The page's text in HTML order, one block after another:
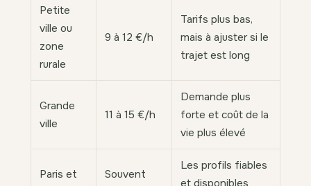
Petite
ville ou
zone
rurale
9 à 12 €/h
Tarifs plus bas,
mais à ajuster si le
trajet est long
Grande
ville
11 à 15 €/h
Demande plus
forte et coût de la
vie plus élevé
Paris et
Souvent
Les profils fiables